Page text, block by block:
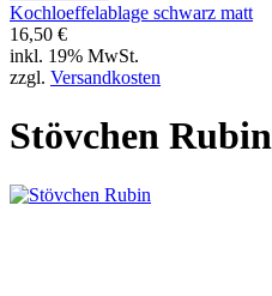
Kochloeffelablage schwarz matt
16,50 €
inkl. 19% MwSt.
zzgl. Versandkosten
Stövchen Rubin